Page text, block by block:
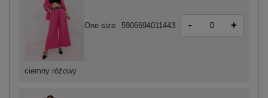
ciemny różowy
One size 5906694011443 - +